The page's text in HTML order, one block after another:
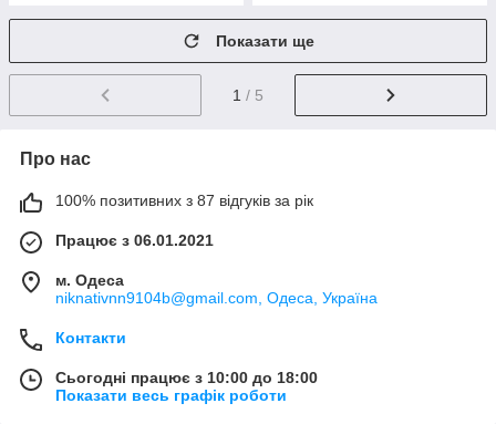
Показати ще
1 / 5
Про нас
100% позитивних з 87 відгуків за рік
Працює з 06.01.2021
м. Одеса
niknativnn9104b@gmail.com, Одеса, Україна
Контакти
Сьогодні працює з 10:00 до 18:00
Показати весь графік роботи